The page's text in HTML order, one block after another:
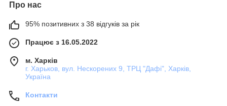
Про нас
95% позитивних з 38 відгуків за рік
Працює з 16.05.2022
м. Харків
г. Харьков, вул. Нескорених 9, ТРЦ "Дафі", Харків,
Україна
Контакти